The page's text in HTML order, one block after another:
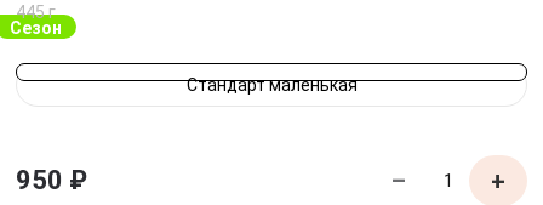
сезон
445 г
Стандарт маленькая
950 ₽ – +